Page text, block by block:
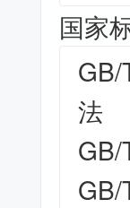
国家
GB/
法
GB/
GB/